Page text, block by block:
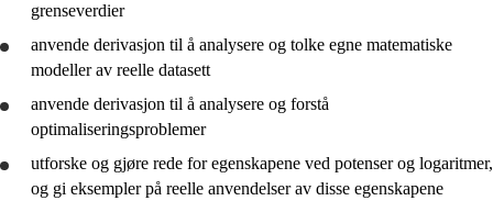
grenseverdier
anvende derivasjon til å analysere og tolke egne matematiske
modeller av reelle datasett
anvende derivasjon til å analysere og forstå
optimaliseringsproblemer
utforske og gjøre rede foregenskapene ved potenser og logaritmer,
og gi eksempler på reelle anvendelser av disse egenskapene